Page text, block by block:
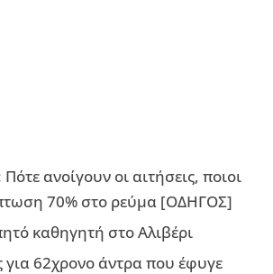
ανοίγουν οι αιτήσεις, ποιοι
70% στο ρεύμα [ΟΔΗΓΟΣ]
καθηγητή στο Αλιβέρι
62χρονο άντρα που έφυγε